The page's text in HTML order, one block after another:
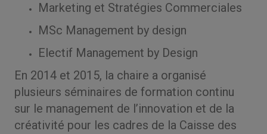
Marketing et Stratégies Commerciales
MSc Management by design
Electif Management by Design
En 2014 et 2015, la chaire a organisé
plusieurs séminaires de formation continu
sur le management de l’innovation et de la
créativité pour les cadres de la Caisse des